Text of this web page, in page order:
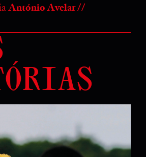
António Avelar //